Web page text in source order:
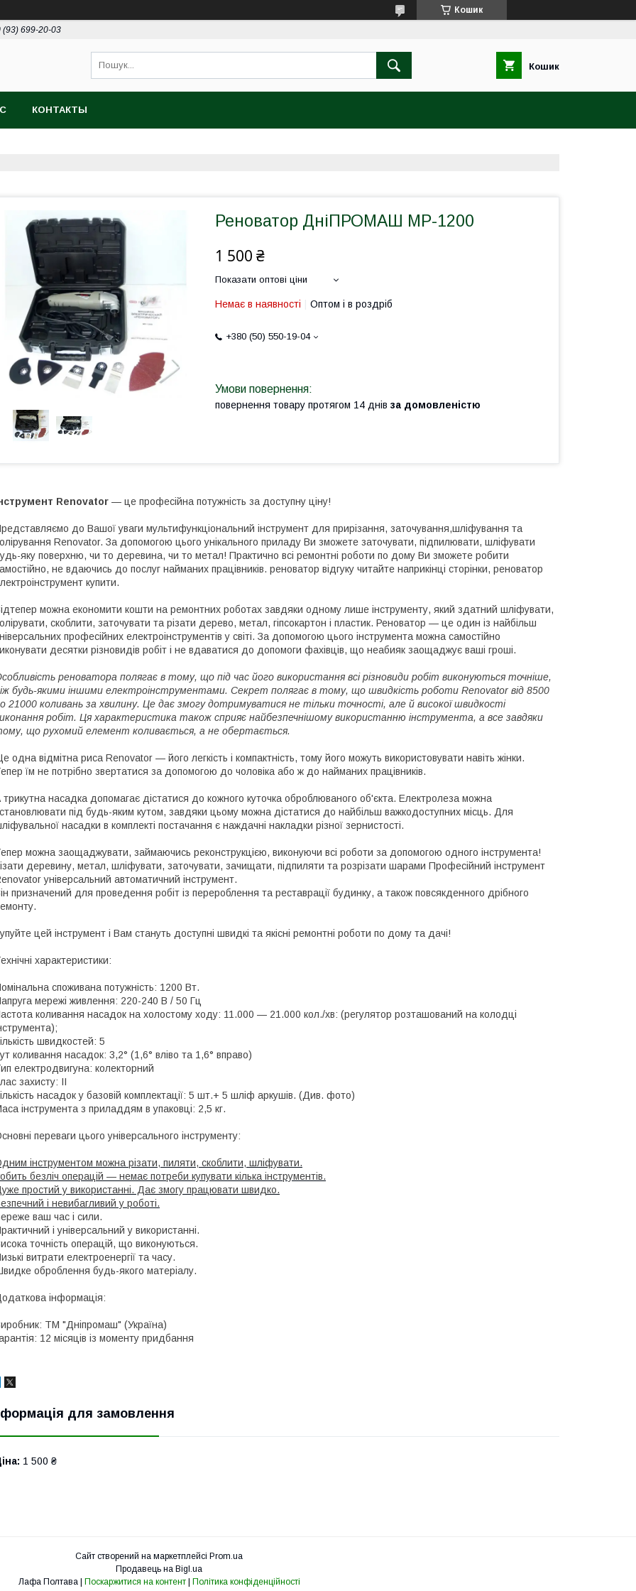
Кошик
(93) 699-20-03
Кошик
КОНТАКТЫ
Реноватор ДніПРОМАШ MP-1200
1 500 ₴
Показати оптові ціни
Немає в наявності Оптом і в роздріб
+380 (50) 550-19-04
повернення товару протягом 14 днів за домовленістю
Renovator — це професійна потужність за доступну ціну!
до Вашої уваги мультифункціональний інструмент для прирізання, заточування,шліфування та
Renovator. За допомогою цього унікального приладу Ви зможете заточувати, підпилювати, шліфувати
яку поверхню, чи то деревина, чи то метал! Практично всі ремонтні роботи по дому Ви зможете робити
не вдаючись до послуг найманих працівників. реноватор відгуку читайте наприкінці сторінки, реноватор
купити.
можна економити кошти на ремонтних роботах завдяки одному лише інструменту, який здатний шліфувати,
скоблити, заточувати та різати дерево, метал, гіпсокартон і пластик. Реноватор — це один із найбільш
професійних електроінструментів у світі. За допомогою цього інструмента можна самостійно
десятки різновидів робіт і не вдаватися до допомоги фахівців, що неабияк заощаджує ваші гроші.
реноватора полягає в тому, що під час його використання всі різновиди робіт виконуються точніше,
будь-якими іншими електроінструментами. Секрет полягає в тому, що швидкість роботи Renovator від 8500
21000 коливань за хвилину. Це дає змогу дотримуватися не тільки точності, але й високої швидкості
робіт. Ця характеристика також сприяє найбезпечнішому використанню інструмента, а все завдяки
що рухомий елемент коливається, а не обертається.
одна відмітна риса Renovator — його легкість і компактність, тому його можуть використовувати навіть жінки.
їм не потрібно звертатися за допомогою до чоловіка або ж до найманих працівників.
трикутна насадка допомагає дістатися до кожного куточка оброблюваного об'єкта. Електролеза можна
під будь-яким кутом, завдяки цьому можна дістатися до найбільш важкодоступних місць. Для
насадки в комплекті постачання є наждачні накладки різної зернистості.
можна заощаджувати, займаючись реконструкцією, виконуючи всі роботи за допомогою одного інструмента!
деревину, метал, шліфувати, заточувати, зачищати, підпиляти та розрізати шарами Професійний інструмент
універсальний автоматичний інструмент.
призначений для проведення робіт із перероблення та реставрації будинку, а також повсякденного дрібного
цей інструмент і Вам стануть доступні швидкі та якісні ремонтні роботи по дому та дачі!
характеристики:
споживана потужність: 1200 Вт.
мережі живлення: 220-240 В / 50 Гц
коливання насадок на холостому ходу: 11.000 — 21.000 кол./хв: (регулятор розташований на колодці
швидкостей: 5
коливання насадок: 3,2° (1,6° вліво та 1,6° вправо)
електродвигуна: колекторний
захисту: II
насадок у базовій комплектації: 5 шт.+ 5 шліф аркушів. (Див. фото)
інструмента з приладдям в упаковці: 2,5 кг.
переваги цього універсального інструменту:
інструментом можна різати, пиляти, скоблити, шліфувати.
безліч операцій — немає потреби купувати кілька інструментів.
простий у використанні. Дає змогу працювати швидко.
і невибагливий у роботі.
ваш час і сили.
і універсальний у використанні.
точність операцій, що виконуються.
витрати електроенергії та часу.
оброблення будь-якого матеріалу.
інформація:
ТМ "Дніпромаш" (Україна)
12 місяців із моменту придбання
для замовлення
1 500 ₴
Сайт створений на маркетплейсі Prom.ua
Продавець на Bigl.ua
Поскаржитися на контент Політика конфіденційності